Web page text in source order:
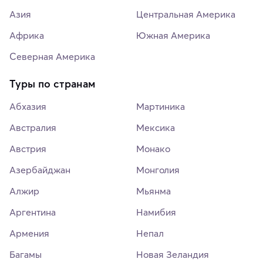
Азия
Африка
Северная Америка
Центральная Америка
Южная Америка
Туры по странам
Абхазия
Австралия
Австрия
Азербайджан
Алжир
Аргентина
Армения
Багамы
Мартиника
Мексика
Монако
Монголия
Мьянма
Намибия
Непал
Новая Зеландия